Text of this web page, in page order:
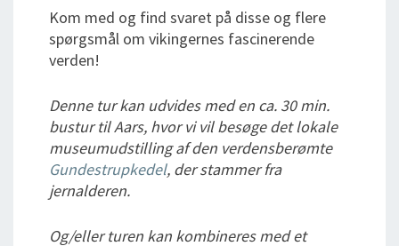
Kom med og find svaret på disse og flere
spørgsmål om vikingernes fascinerende
verden!
Denne tur kan udvides med en ca. 30 min.
bustur til Aars, hvor vi vil besøge det lokale
museumudstilling af den verdensberømte
Gundestrupkedel, der stammer fra
jernalderen.
Og/eller turen kan kombineres med et